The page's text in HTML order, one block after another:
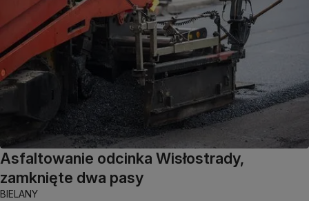
Asfaltowanie odcinka Wisłostrady,
zamknięte dwa pasy
BIELANY